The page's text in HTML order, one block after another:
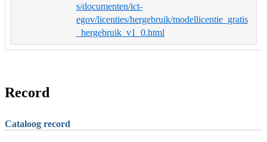
s/documenten/ict-
egov/licenties/hergebruik/modellicentie_gratis
_hergebruik_v1_0.html
Record
Cataloog record